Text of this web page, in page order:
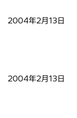
2004年2月13日
2004年2月13日